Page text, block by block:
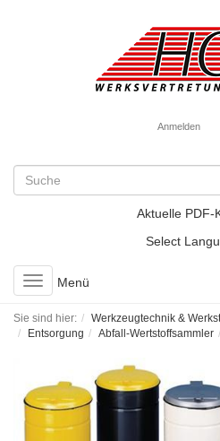
Anmelden
Aktuelle PDF-
Select
Toggle
navigation
Menü
Sie sind hier: Werkzeugtechnik &
Entsorgung
Abfall-Wertstoffsammler